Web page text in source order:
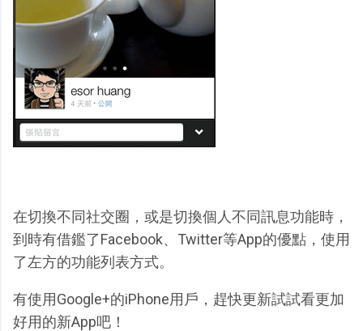
在切換不同社交圈，或是切換個人不同訊息功能時，
到時有借鑑了Facebook、Twitter等App的優點，使用
了左方的功能列表方式。
有使用Google+的iPhone用戶，趕快更新試試看更加
好用的新App吧！